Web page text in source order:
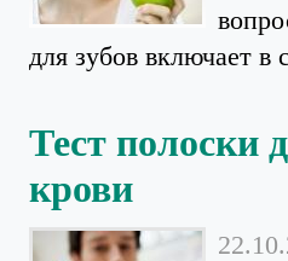
для зубов включает в
Тест полоски
крови